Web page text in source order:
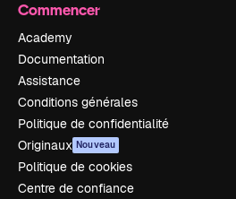
Commencer
Academy
Documentation
Assistance
Conditions générales
Politique de confidentialité
Originaux Nouveau
Politique de cookies
Centre de confiance